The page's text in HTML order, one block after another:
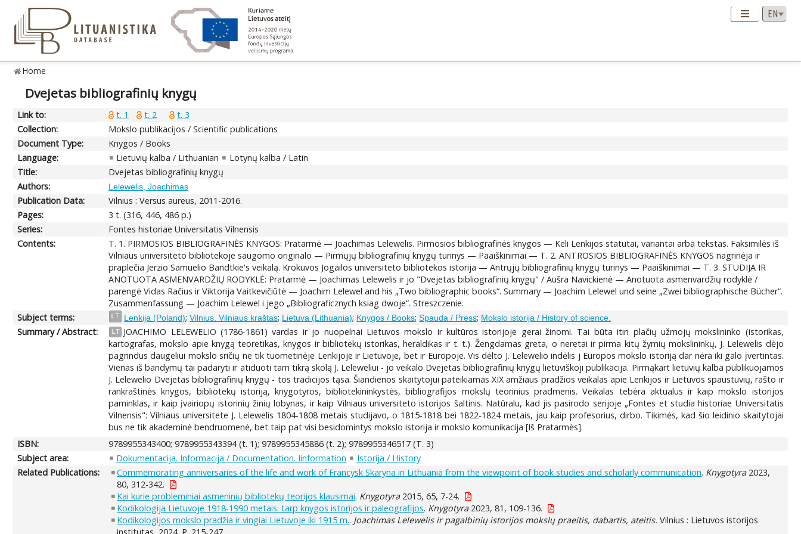
Home
Dvejetas bibliografinių knygų
Link to: t. 1 t. 2
t. 3
Collection:
Mokslo publikacijos / Scientific publications
Document Type:
Knygos / Books
Language:
Lietuvių kalba / Lithuanian
Lotynų kalba / Latin
Title:
Dvejetas bibliografinių knygų
Authors:
Lelewelis, Joachimas
Publication Data:
Vilnius : Versus aureus, 2011-2016.
Pages:
3 t. (316, 446, 486 p.)
Series:
Fontes historiae Universitatis Vilnensis
Contents:
T. 1. PIRMOSIOS BIBLIOGRAFINĖS KNYGOS: Pratarmė — Joachimas Lelewelis. Pirmosios bibliografinės knygos — Keli Lenkijos statutai, variantai arba tekstas. Faksimilės iš
Vilniaus universiteto bibliotekoje saugomo originalo — Pirmųjų bibliografinių knygų turinys — Paaiškinimai — T. 2. ANTROSIOS BIBLIOGRAFINĖS KNYGOS nagrinėja ir
praplečia Jerzio Samuelio Bandtkie's veikalą. Krokuvos Jogailos universiteto bibliotekos istorija — Antrųjų bibliografinių knygų turinys — Paaiškinimai — T. 3. STUDIJA IR
ANOTUOTA ASMENVARDŽIŲ RODYKLĖ: Pratarmė — Joachimas Lelewelis ir jo "Dvejetas bibliografinių knygų" / Aušra Navickienė — Anotuota asmenvardžių rodyklė /
parengė Vidas Račius ir Viktorija Vaitkevičiūtė — Joachim Lelewel and his „Two bibliographic books“. Summary — Joachim Lelewel und seine „Zwei bibliographische Bücher“.
Zusammenfassung — Joachim Lelewel i jego „Bibliograficznych ksiag dwoje“. Streszczenie.
Subject terms:
LT Lenkija (Poland);Vilnius. Vilniaus kraštas; Lietuva (Lithuania); Knygos / Books;Spauda / Press; Mokslo istorija / History of science.
Summary / Abstract: LT JOACHIMO LELEWELIO (1786-1861) vardas ir jo nuopelnai Lietuvos mokslo ir kultūros istorijoje gerai žinomi. Tai būta itin plačių užmojų mokslininko (istorikas,
kartografas, mokslo apie knygą teoretikas, knygos ir bibliotekų istorikas, heraldikas ir t. t.). Žengdamas greta, o neretai ir pirma kitų žymių mokslininkų, J. Lelewelis dėjo
pagrindus daugeliui mokslo sričių ne tik tuometinėje Lenkijoje ir Lietuvoje, bet ir Europoje. Vis dėlto J. Lelewelio indėlis j Europos mokslo istoriją dar nėra iki galo įvertintas.
Vienas iš bandymų tai padaryti ir atiduoti tam tikrą skolą J. Leleweliui - jo veikalo Dvejetas bibliografinių knygų lietuviškoji publikacija. Pirmąkart lietuvių kalba publikuojamos
J. Lelewelio Dvejetas bibliografinių knygų - tos tradicijos tąsa. Šiandienos skaitytojui pateikiamas XIX amžiaus pradžios veikalas apie Lenkijos ir Lietuvos spaustuvių, rašto ir
rankraštinės knygos, bibliotekų istoriją, knygotyros, bibliotekininkystės, bibliografijos mokslų teorinius pradmenis. Veikalas tebėra aktualus ir kaip mokslo istorijos
paminklas, ir kaip įvairiopų istorinių žinių lobynas, ir kaip Vilniaus universiteto istorijos šaltinis. Natūralu, kad jis pasirodo serijoje „Fontes et studia historiae Universitatis
Vilnensis": Vilniaus universitete J. Lelewelis 1804-1808 metais studijavo, o 1815-1818 bei 1822-1824 metais, jau kaip profesorius, dirbo. Tikimės, kad šio leidinio skaitytojai
bus ne tik akademinė bendruomenė, bet taip pat visi besidomintys mokslo istorija ir mokslo komunikacija [Iš Pratarmės].
ISBN:
9789955343400; 9789955343394 (t. 1); 9789955345886 (t. 2); 9789955346517 (T. 3)
Subject area:
Dokumentacija. Informacija / Documentation. Iinformation
Istorija / History
Related Publications:
Commemorating anniversaries of the life and work of Francysk Skaryna in Lithuania from the viewpoint of book studies and scholarly communication. Knygotyra2023,
80, 312-342.
Kai kurie probleminiai asmeninių bibliotekų teorijos klausimai. Knygotyra2015, 65, 7-24.
Kodikologija Lietuvoje 1918-1990 metais: tarp knygos istorijos ir paleografijos. Knygotyra2023, 81, 109-136.
Kodikologijos mokslo pradžia ir vingiai Lietuvoje iki 1915 m.. Joachimas Lelewelis ir pagalbinių istorijos mokslų praeitis, dabartis, ateitis. Vilnius : Lietuvos istorijos
institutas, 2024. P. 215-247.